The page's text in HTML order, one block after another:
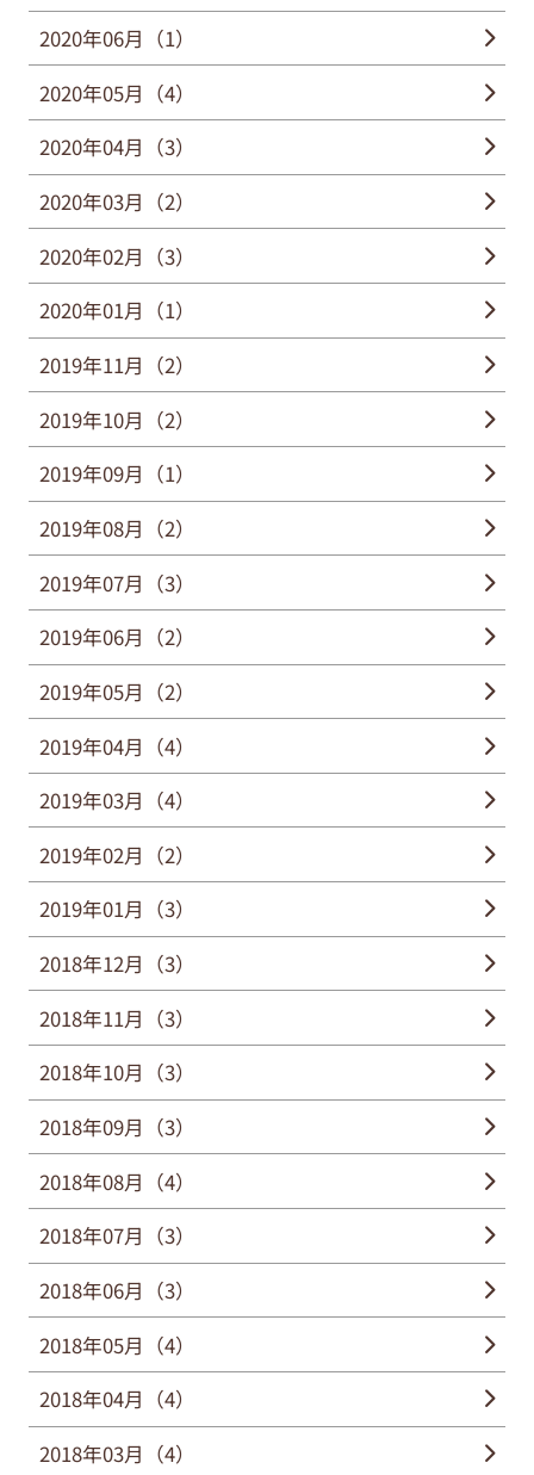
2020年06月（1）
2020年05月（4）
2020年04月（3）
2020年03月（2）
2020年02月（3）
2020年01月（1）
2019年11月（2）
2019年10月（2）
2019年09月（1）
2019年08月（2）
2019年07月（3）
2019年06月（2）
2019年05月（2）
2019年04月（4）
2019年03月（4）
2019年02月（2）
2019年01月（3）
2018年12月（3）
2018年11月（3）
2018年10月（3）
2018年09月（3）
2018年08月（4）
2018年07月（3）
2018年06月（3）
2018年05月（4）
2018年04月（4）
2018年03月（4）